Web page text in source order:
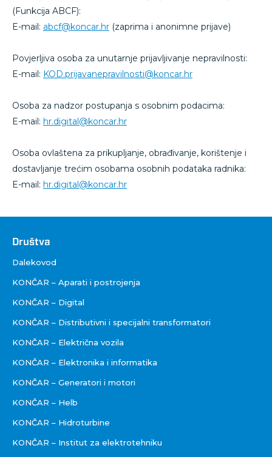
(Funkcija ABCF):
E-mail: abcf@koncar.hr (zaprima i anonimne prijave)
Povjerljiva osoba za unutarnje prijavljivanje nepravilnosti:
E-mail: KOD.prijavanepravilnosti@koncar.hr
Osoba za nadzor postupanja s osobnim podacima:
E-mail: hr.digital@koncar.hr
Osoba ovlaštena za prikupljanje, obrađivanje, korištenje i
dostavljanje trećim osobama osobnih podataka radnika:
E-mail: hr.digital@koncar.hr
Društva
Društva
Dalekovod
KONČAR – Aparati i postrojenja
KONČAR – Digital
KONČAR – Distributivni i specijalni transformatori
KONČAR – Električna vozila
KONČAR – Elektronika i informatika
KONČAR – Generatori i motori
KONČAR – Helb
KONČAR – Hidroturbine
KONČAR – Institut za elektrotehniku